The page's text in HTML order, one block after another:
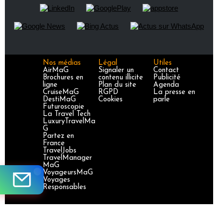
Nos médias
AirMaG
Brochures en
ligne
CruiseMaG
DestiMaG
Futuroscopie
La Travel Tech
LuxuryTravelMa
G
Partez en
France
TravelJobs
TravelManager
MaG
VoyageursMaG
Voyages
Responsables
Légal
Signaler un
contenu illicite
Plan du site
RGPD
Cookies
Utiles
Contact
Publicité
Agenda
La presse en
parle